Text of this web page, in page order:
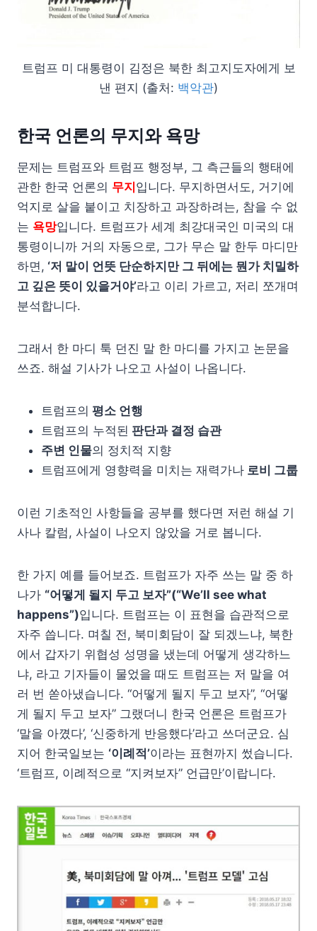
트럼프 미 대통령이 김정은 북한 최고지도자에게 보
낸 편지 (출처: 백악관)
한국 언론의 무지와 욕망
문제는 트럼프와 트럼프 행정부, 그 측근들의 행태에
관한 한국 언론의 무지입니다. 무지하면서도, 거기에
억지로 살을 붙이고 치장하고 과장하려는, 참을 수 없
는 욕망입니다. 트럼프가 세계 최강대국인 미국의 대
통령이니까 거의 자동으로, 그가 무슨 말 한두 마디만
하면, ‘저 말이 언뜻 단순하지만 그 뒤에는 뭔가 치밀하
고 깊은 뜻이 있을거야’라고 이리 가르고, 저리 쪼개며
분석합니다.
그래서 한 마디 툭 던진 말 한 마디를 가지고 논문을
쓰죠. 해설 기사가 나오고 사설이 나옵니다.
트럼프의 평소 언행
트럼프의 누적된 판단과 결정 습관
주변 인물의 정치적 지향
트럼프에게 영향력을 미치는 재력가나 로비 그룹
이런 기초적인 사항들을 공부를 했다면 저런 해설 기
사나 칼럼, 사설이 나오지 않았을 거로 봅니다.
한 가지 예를 들어보죠. 트럼프가 자주 쓰는 말 중 하
나가 “어떻게 될지 두고 보자”(“We’ll see what
happens”)입니다. 트럼프는 이 표현을 습관적으로
자주 씁니다. 며칠 전, 북미회담이 잘 되겠느냐, 북한
에서 갑자기 위협성 성명을 냈는데 어떻게 생각하느
냐, 라고 기자들이 물었을 때도 트럼프는 저 말을 여
러 번 쏟아냈습니다. “어떻게 될지 두고 보자”, “어떻
게 될지 두고 보자” 그랬더니 한국 언론은 트럼프가
‘말을 아꼈다’, ‘신중하게 반응했다’라고 쓰더군요. 심
지어 한국일보는 ‘이례적’이라는 표현까지 썼습니다.
‘트럼프, 이례적으로 “지켜보자” 언급만’이랍니다.